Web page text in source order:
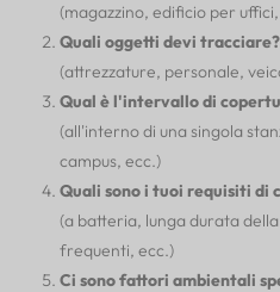
(magazzino, edificio per
Quali oggetti devi tracciare?
(attrezzature, personale,
Qual è l'intervallo di
(all'interno di una singola
campus, ecc.)
Quali sono i tuoi requisiti di
(a batteria, lunga durata
frequenti, ecc.)
Ci sono fattori ambientali